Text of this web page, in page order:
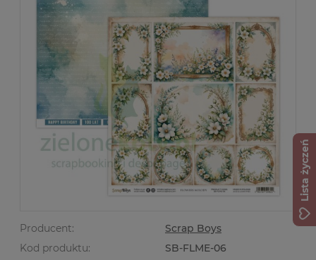
Producent:
Scrap Boys
Kod produktu:
SB-FLME-06
Lista życzeń